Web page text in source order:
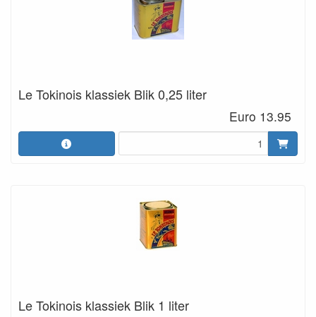
Le Tokinois klassiek Blik 0,25 liter
Euro 13.95
Le Tokinois klassiek Blik 1 liter